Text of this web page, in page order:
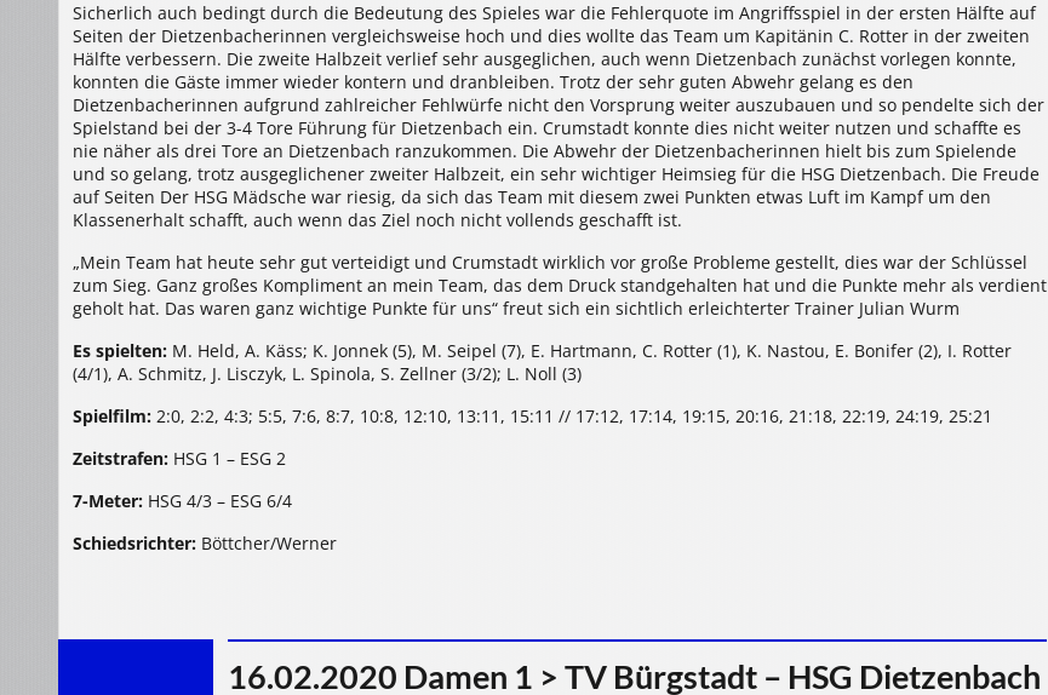
Sicherlich auch bedingt durch die Bedeutung des Spieles war die Fehlerquote im Angriffsspiel in der ersten Hälfte auf
Seiten der Dietzenbacherinnen vergleichsweise hoch und dies wollte das Team um Kapitänin C. Rotter in der zweiten
Hälfte verbessern. Die zweite Halbzeit verlief sehr ausgeglichen, auch wenn Dietzenbach zunächst vorlegen konnte,
konnten die Gäste immer wieder kontern und dranbleiben. Trotz der sehr guten Abwehr gelang es den
Dietzenbacherinnen aufgrund zahlreicher Fehlwürfe nicht den Vorsprung weiter auszubauen und so pendelte sich der
Spielstand bei der 3-4 Tore Führung für Dietzenbach ein. Crumstadt konnte dies nicht weiter nutzen und schaffte es
nie näher als drei Tore an Dietzenbach ranzukommen. Die Abwehr der Dietzenbacherinnen hielt bis zum Spielende
und so gelang, trotz ausgeglichener zweiter Halbzeit, ein sehr wichtiger Heimsieg für die HSG Dietzenbach. Die Freude
auf Seiten Der HSG Mädsche war riesig, da sich das Team mit diesem zwei Punkten etwas Luft im Kampf um den
Klassenerhalt schafft, auch wenn das Ziel noch nicht vollends geschafft ist.
„Mein Team hat heute sehr gut verteidigt und Crumstadt wirklich vor große Probleme gestellt, dies war der Schlüssel
zum Sieg. Ganz großes Kompliment an mein Team, das dem Druck standgehalten hat und die Punkte mehr als verdient
geholt hat. Das waren ganz wichtige Punkte für uns“ freut sich ein sichtlich erleichterter Trainer Julian Wurm
Es spielten: M. Held, A. Käss; K. Jonnek (5), M. Seipel (7), E. Hartmann, C. Rotter (1), K. Nastou, E. Bonifer (2), I. Rotter
(4/1), A. Schmitz, J. Lisczyk, L. Spinola, S. Zellner (3/2); L. Noll (3)
Spielfilm: 2:0, 2:2, 4:3; 5:5, 7:6, 8:7, 10:8, 12:10, 13:11, 15:11 // 17:12, 17:14, 19:15, 20:16, 21:18, 22:19, 24:19, 25:21
Zeitstrafen: HSG 1 – ESG 2
7-Meter: HSG 4/3 – ESG 6/4
Schiedsrichter: Böttcher/Werner
16.02.2020 Damen 1 > TV Bürgstadt – HSG Dietzenbach